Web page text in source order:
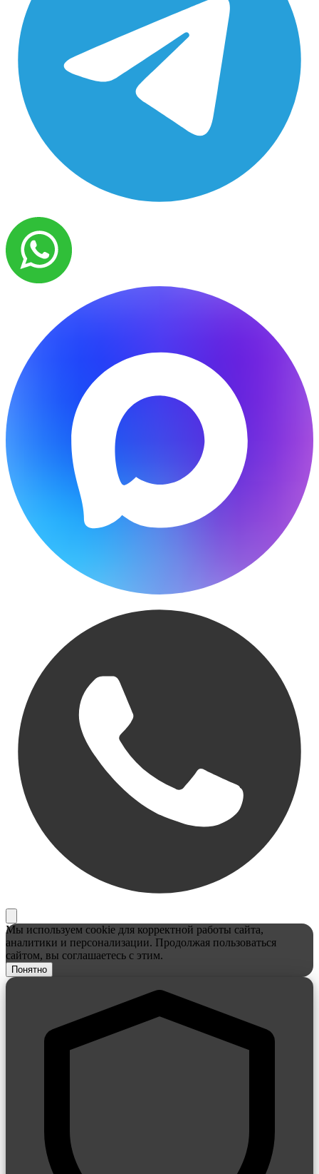
Мы используем cookie для корректной работы сайта,
аналитики и персонализации. Продолжая пользоваться
сайтом, вы соглашаетесь с этим.
Понятно